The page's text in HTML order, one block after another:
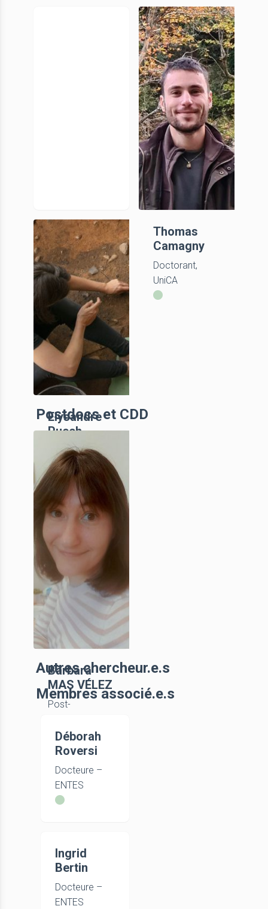
Maéla Baty
Doctorante,
UniCA
Tefera Bayu
Doctorant
Thomas
Camagny
Doctorant,
UniCA
Elysandre
Puech
Doctorante,
UniCA
Postdocs et CDD
Bàrbara
MAS VÉLEZ
Post-
UniCA
Autres chercheur.e.s
Membres associé.e.s
Déborah
Roversi
Docteure –
ENTES
Ingrid
Bertin
Docteure –
ENTES